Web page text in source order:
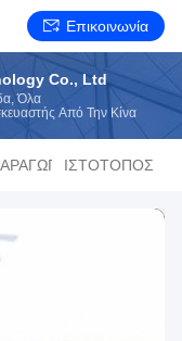
Επικοινωνία
Co., Ltd
Όλα
Από Την Κίνα
ΙΣΤΌΤΟΠΟΣ